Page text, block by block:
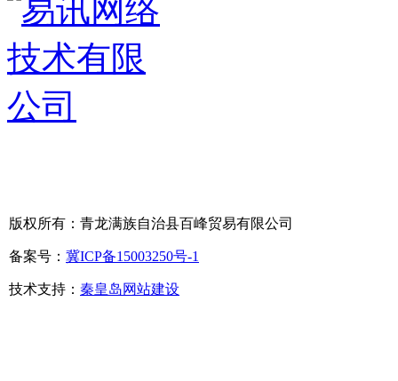
版权所有：青龙满族自治县百峰贸易有限公司
备案号： 冀ICP备15003250号-1
技术支持： 秦皇岛网站建设